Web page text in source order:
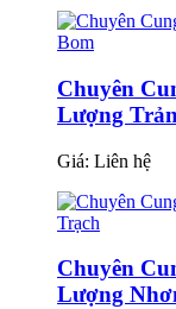
Chuyên
Lượng
Giá: Liên hệ
Chuyên
Lượng